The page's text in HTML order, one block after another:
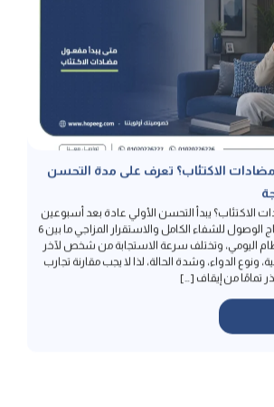
الاكتئاب؟ تعرف على مدة التحسن
الاكتئاب؟ يبدأ التحسن الأولي عادة بعد أسبوعين
اليومي، وتختلف سرعة الاستجابة من شخص لآخر
ونوع الدواء، وشدة الحالة، لذا لا يجب مقارنة تجارب
تمامًا من إيقاف […]